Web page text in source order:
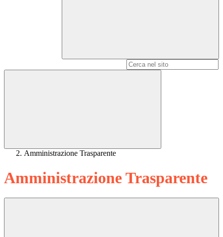
Amministrazione Trasparente
Amministrazione Trasparente